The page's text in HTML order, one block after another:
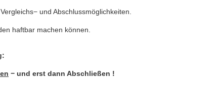
und Abschlussmöglichkeiten.
haftbar machen können.
− und erst dann Abschließen !